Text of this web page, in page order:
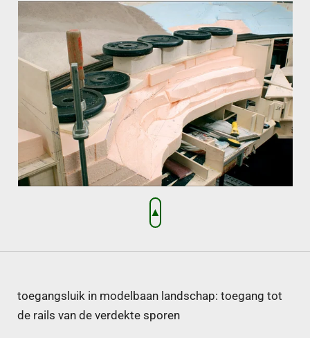
▲
toegangsluik in modelbaan landschap: toegang tot
de rails van de verdekte sporen